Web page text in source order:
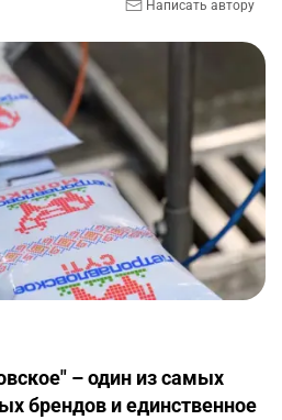
Написать автору
– один из самых
брендов и единственное